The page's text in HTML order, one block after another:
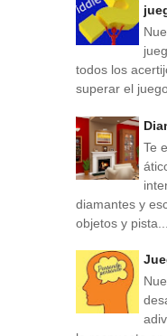
todos los
superar el
Te
diamantes y
objetos y pista...